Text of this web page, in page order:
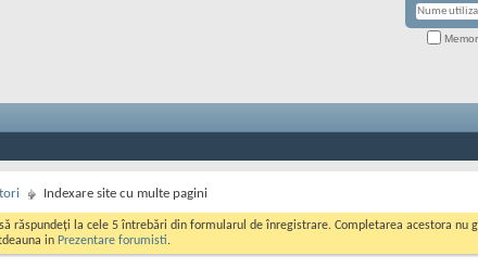
Indexare site cu multe pagini
răspundeți la cele 5 întrebări din formularul de înregistrare. Completarea acestora
in Prezentare forumisti.